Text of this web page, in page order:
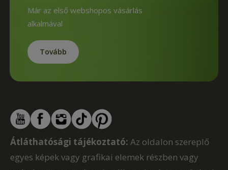
Már az első webshopos vásárlás
alkalmával
Tovább
Átláthatósági tájékoztató: Az oldalon szereplő
egyes képek vagy grafikai elemek részben vagy